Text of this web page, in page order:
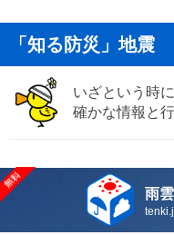
「知る防災」地震
いざという時
確かな情報と
雨